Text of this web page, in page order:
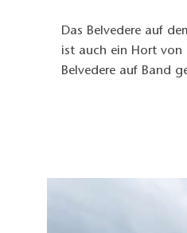
Das Belvedere auf
ist auch ein Hort von
Belvedere auf Band